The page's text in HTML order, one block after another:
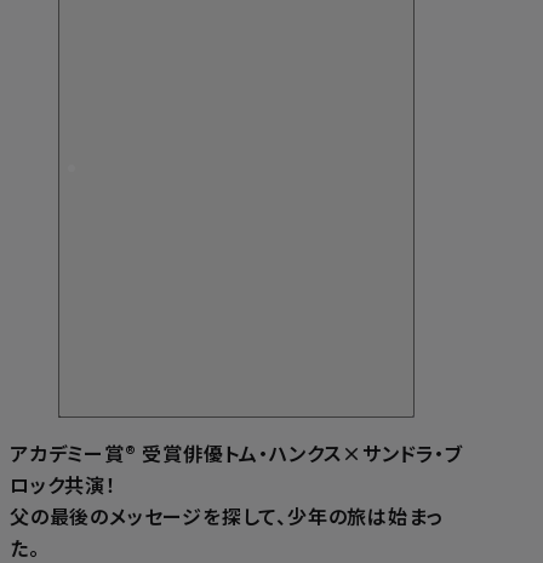
アカデミー賞® 受賞俳優トム・ハンクス×サンドラ・ブ
ロック共演！
父の最後のメッセージを探して、少年の旅は始まっ
た。